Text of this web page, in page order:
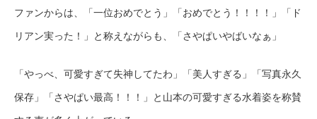
ファンからは、「一位おめでとう」「おめでとう！！！！」「ド
リアン実った！」と称えながらも、「さやぱいやばいなぁ」
「やっべ、可愛すぎて失神してたわ」「美人すぎる」「写真永久
保存」「さやぱい最高！！！」と山本の可愛すぎる水着姿を称賛